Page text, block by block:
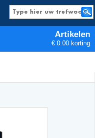
Artikelen
€ 0.00 korting